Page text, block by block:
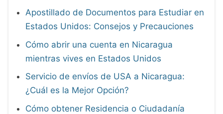
Apostillado de Documentos para Estudiar en
Estados Unidos: Consejos y Precauciones
Cómo abrir una cuenta en Nicaragua
mientras vives en Estados Unidos
Servicio de envíos de USA a Nicaragua:
¿Cuál es la Mejor Opción?
Cómo obtener Residencia o Ciudadanía